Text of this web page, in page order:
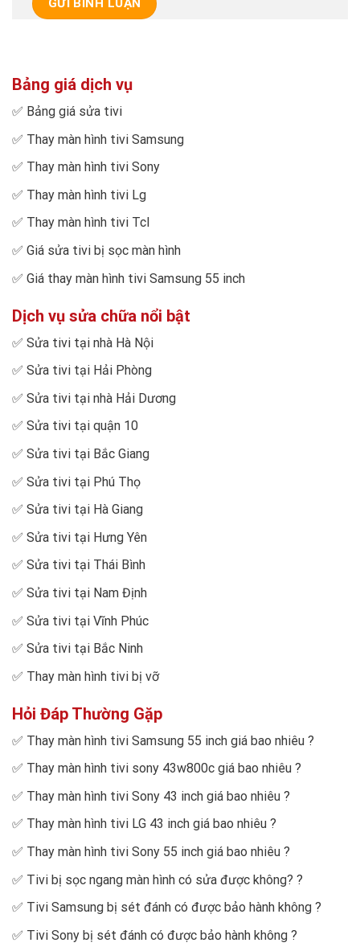
Bảng giá dịch vụ
✅ Bảng giá sửa tivi
✅ Thay màn hình tivi Samsung
✅ Thay màn hình tivi Sony
✅ Thay màn hình tivi Lg
✅ Thay màn hình tivi Tcl
✅ Giá sửa tivi bị sọc màn hình
✅ Giá thay màn hình tivi Samsung 55 inch
Dịch vụ sửa chữa nổi bật
✅ Sửa tivi tại nhà Hà Nội
✅ Sửa tivi tại Hải Phòng
✅ Sửa tivi tại nhà Hải Dương
✅ Sửa tivi tại quận 10
✅ Sửa tivi tại Bắc Giang
✅ Sửa tivi tại Phú Thọ
✅ Sửa tivi tại Hà Giang
✅ Sửa tivi tại Hưng Yên
✅ Sửa tivi tại Thái Bình
✅ Sửa tivi tại Nam Định
✅ Sửa tivi tại Vĩnh Phúc
✅ Sửa tivi tại Bắc Ninh
✅ Thay màn hình tivi bị vỡ
Hỏi Đáp Thường Gặp
✅ Thay màn hình tivi Samsung 55 inch giá bao nhiêu ?
✅ Thay màn hình tivi sony 43w800c giá bao nhiêu ?
✅ Thay màn hình tivi Sony 43 inch giá bao nhiêu ?
✅ Thay màn hình tivi LG 43 inch giá bao nhiêu ?
✅ Thay màn hình tivi Sony 55 inch giá bao nhiêu ?
✅ Tivi bị sọc ngang màn hình có sửa được không? ?
✅ Tivi Samsung bị sét đánh có được bảo hành không ?
✅ Tivi Sony bị sét đánh có được bảo hành không ?